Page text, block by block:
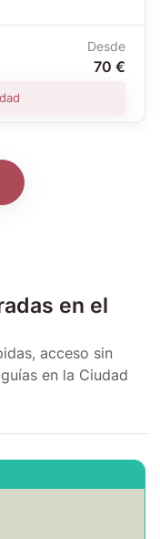
Desde
70 €
en el
acceso sin
en la Ciudad